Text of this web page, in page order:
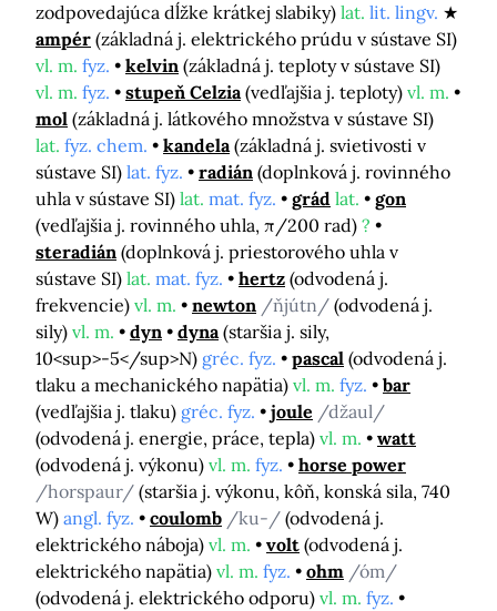
zodpovedajúca dĺžke krátkej slabiky) lat. lit. lingv.
ampér (základná j. elektrického prúdu v sústave SI)
vl. m. fyz. kelvin (základná j. teploty v sústave SI)
vl. m. fyz. stupeň Celzia (vedľajšia j. teploty) vl. m.
mol (základná j. látkového množstva v sústave SI)
lat. fyz. chem. kandela (základná j. svietivosti v
sústave SI) lat. fyz. radián (doplnková j. rovinného
uhla v sústave SI) lat. mat. fyz. grád lat.
gon
(vedľajšia j. rovinného uhla, π/200 rad) ?
steradián (doplnková j. priestorového uhla v
sústave SI) lat. mat. fyz. hertz (odvodená j.
frekvencie) vl. m. newton /ňjútn/ (odvodená j.
sily) vl. m. dyn dyna (staršia j. sily,
10<sup>-5</sup>N) gréc. fyz. pascal (odvodená j.
tlaku a mechanického napätia) vl. m. fyz.
bar
(vedľajšia j. tlaku) gréc. fyz. joule /džaul/
(odvodená j. energie, práce, tepla) vl. m.
watt
(odvodená j. výkonu) vl. m. fyz.
horse power
/horspaur/ (staršia j. výkonu, kôň, konská sila, 740
W) angl. fyz. coulomb /ku-/ (odvodená j.
elektrického náboja) vl. m. volt (odvodená j.
elektrického napätia) vl. m. fyz. ohm /óm/
(odvodená j. elektrického odporu) vl. m. fyz.